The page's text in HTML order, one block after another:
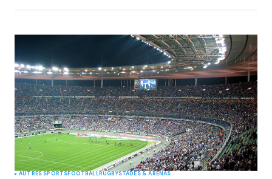
AUTRES SPORTSFOOTBALLRUGBYSTADES & ARENAS